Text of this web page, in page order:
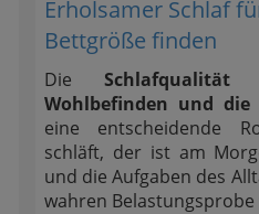
Erholsamer Schlaf
Bettgröße finden
Die Schlafqualität
Wohlbefinden und die
eine entscheidende
schläft, der ist am
und die Aufgaben des
wahren Belastungsprobe